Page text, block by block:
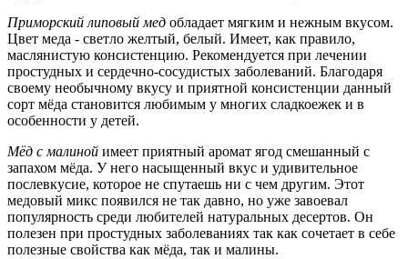
Приморский липовый мед обладает мягким и нежным вкусом.
Цвет меда - светло желтый, белый. Имеет, как правило,
маслянистую консистенцию. Рекомендуется при лечении
простудных и сердечно-сосудистых заболеваний. Благодаря
своему необычному вкусу и приятной консистенции данный
сорт мёда становится любимым у многих сладкоежек и в
особенности у детей.
Мёд с малиной имеет приятный аромат ягод смешанный с
запахом мёда. У него насыщенный вкус и удивительное
послевкусие, которое не спутаешь ни с чем другим. Этот
медовый микс появился не так давно, но уже завоевал
популярность среди любителей натуральных десертов. Он
полезен при простудных заболеваниях так как сочетает в себе
полезные свойства как мёда, так и малины.